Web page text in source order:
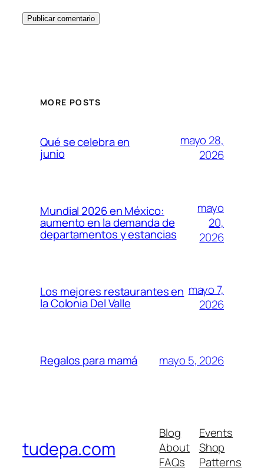
MORE POSTS
Qué se celebra en
junio
mayo 28,
2026
Mundial 2026 en México:
aumento en la demanda de
departamentos y estancias
mayo
20,
2026
Los mejores restaurantes en
la Colonia Del Valle
mayo 7,
2026
Regalos para mamá mayo 5, 2026
tudepa.com
Blog
About
FAQs
Events
Shop
Patterns